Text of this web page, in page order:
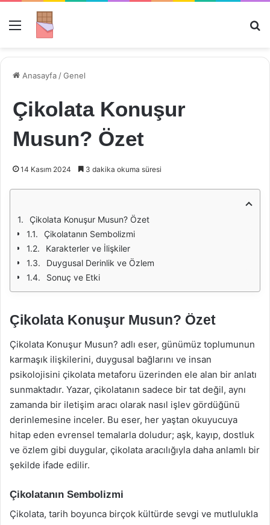
Menü
Anasayfa /Genel
Çikolata Konuşur
Musun? Özet
14 Kasım 2024 3 dakika okuma süresi
Çikolata Konuşur Musun? Özet
Çikolatanın Sembolizmi
Karakterler ve İlişkiler
Duygusal Derinlik ve Özlem
Sonuç ve Etki
Çikolata Konuşur Musun? Özet
Çikolata Konuşur Musun? adlı eser, günümüz toplumunun
karmaşık ilişkilerini, duygusal bağlarını ve insan
psikolojisini çikolata metaforu üzerinden ele alan bir anlatı
sunmaktadır. Yazar, çikolatanın sadece bir tat değil, aynı
zamanda bir iletişim aracı olarak nasıl işlev gördüğünü
derinlemesine inceler. Bu eser, her yaştan okuyucuya
hitap eden evrensel temalarla doludur; aşk, kayıp, dostluk
ve özlem gibi duygular, çikolata aracılığıyla daha anlamlı bir
şekilde ifade edilir.
Çikolatanın Sembolizmi
Çikolata, tarih boyunca birçok kültürde sevgi ve mutlulukla